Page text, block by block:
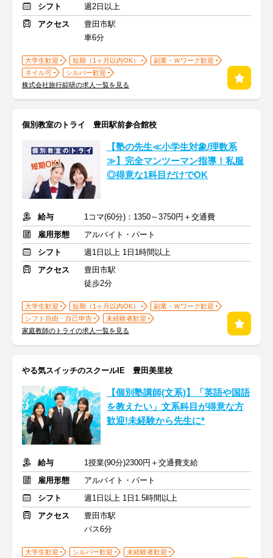
シフト
週2日以上
アクセス
豊田市駅
車6分
大学生歓迎 短期（1ヶ月以内OK）
副業・Ｗワーク歓迎
ネイル可
シルバー歓迎
株式会社旅行綜研の求人一覧を見る
個別教室のトライ 豊田駅前参合館校
【塾の先生≪小学生対象/理数系
≫】完全マンツーマン指導！私服
◎得意な1科目だけでOK
給与
1コマ(60分)：1350～3750円＋交通費
雇用形態
アルバイト・パート
シフト
週1日以上 1日1時間以上
アクセス
豊田市駅
徒歩2分
大学生歓迎 短期（1ヶ月以内OK）
副業・Ｗワーク歓迎
シフト自由・自己申告
未経験者歓迎
家庭教師のトライの求人一覧を見る
やる気スイッチのスクールIE 豊田美里校
【個別塾講師(文系)】「英語や国語
を教えたい」文系科目が得意な方
歓迎!未経験から先生に*
給与
1授業(90分)2300円＋交通費支給
雇用形態
アルバイト・パート
シフト
週1日以上 1日1.5時間以上
アクセス
豊田市駅
バス6分
大学生歓迎 シルバー歓迎 未経験者歓迎